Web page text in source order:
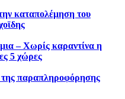
καταπολέμηση του
– Χωρίς καραντίνα η
5 χώρες
παραπληροφόρησης